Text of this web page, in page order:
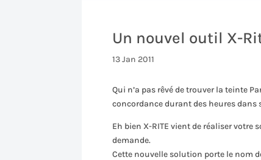
Un nouvel outil X-
13 Jan 2011
Qui n’a pas rêvé de trouver la teinte
concordance durant des heures dans
Eh bien X-RITE vient de réaliser
demande.
Cette nouvelle solution porte le nom